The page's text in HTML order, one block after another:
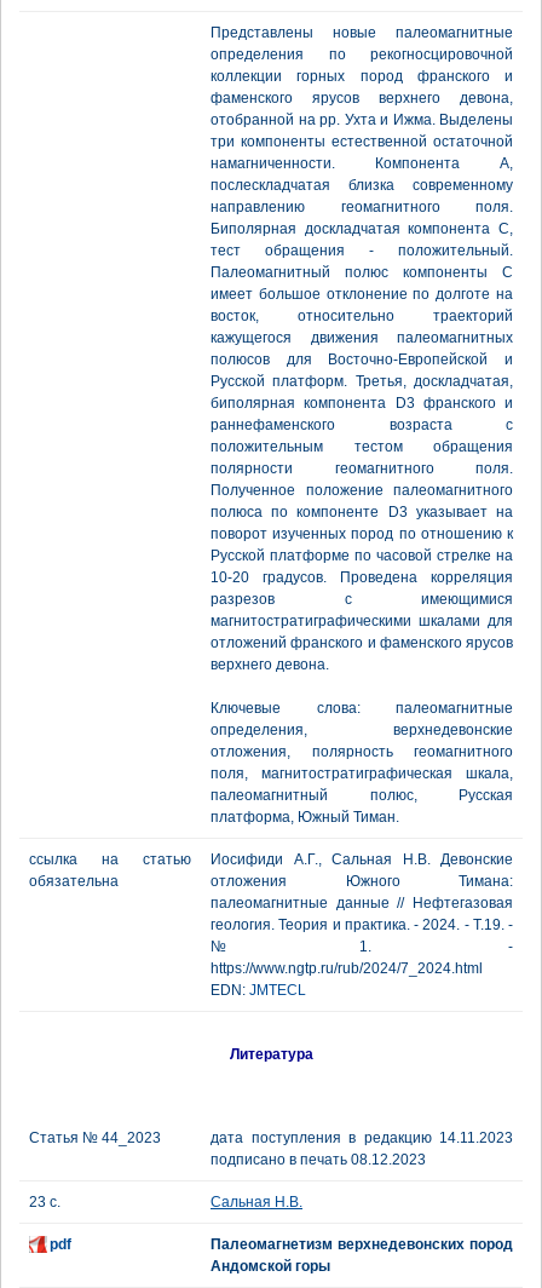
Представлены новые палеомагнитные
определения по рекогносцировочной
коллекции горных пород франского и
фаменского ярусов верхнего девона,
отобранной на рр. Ухта и Ижма. Выделены
три компоненты естественной остаточной
намагниченности. Компонента А,
послескладчатая близка современному
направлению геомагнитного поля.
Биполярная доскладчатая компонента С,
тест обращения - положительный.
Палеомагнитный полюс компоненты С
имеет большое отклонение по долготе на
восток, относительно траекторий
кажущегося движения палеомагнитных
полюсов для Восточно-Европейской и
Русской платформ. Третья, доскладчатая,
биполярная компонента D3 франского и
раннефаменского возраста с
положительным тестом обращения
полярности геомагнитного поля.
Полученное положение палеомагнитного
полюса по компоненте D3 указывает на
поворот изученных пород по отношению к
Русской платформе по часовой стрелке на
10-20 градусов. Проведена корреляция
разрезов с имеющимися
магнитостратиграфическими шкалами для
отложений франского и фаменского ярусов
верхнего девона.
Ключевые слова: палеомагнитные
определения, верхнедевонские
отложения, полярность геомагнитного
поля, магнитостратиграфическая шкала,
палеомагнитный полюс, Русская
платформа, Южный Тиман.
ссылка на статью
обязательна
Иосифиди А.Г., Сальная Н.В. Девонские
отложения Южного Тимана:
палеомагнитные данные // Нефтегазовая
геология. Теория и практика. - 2024. - Т.19. -
№1. -
https://www.ngtp.ru/rub/2024/7_2024.html
EDN: JMTECL
Литература
Статья № 44_2023
дата поступления в редакцию 14.11.2023
подписано в печать 08.12.2023
23 с. Сальная Н.В.
pdf
Палеомагнетизм верхнедевонских пород
Андомской горы